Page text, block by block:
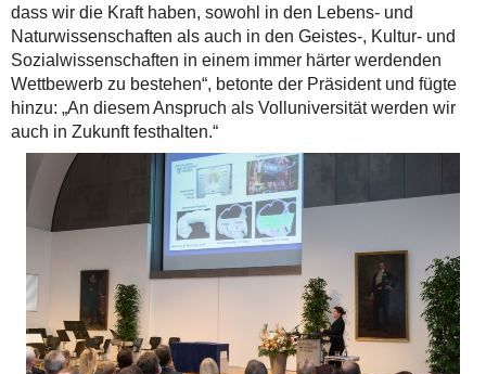
dass wir die Kraft haben, sowohl in den Lebens- und
Naturwissenschaften als auch in den Geistes-, Kultur- und
Sozialwissenschaften in einem immer härter werdenden
Wettbewerb zu bestehen“, betonte der Präsident und fügte
hinzu: „An diesem Anspruch als Volluniversität werden wir
auch in Zukunft festhalten.“